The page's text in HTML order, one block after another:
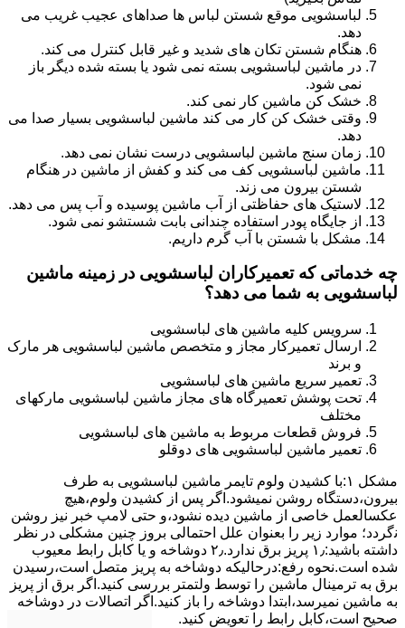
لباسشویی موقع شستن لباس ها صداهای عجیب غریب می
دهد.
هنگام شستن تکان های شدید و غیر قابل کنترل می کند.
در ماشین لباسشویی بسته نمی شود یا بسته شده دیگر باز
نمی شود.
خشک کن ماشین کار نمی کند.
وقتی خشک کن کار می کند ماشین لباسشویی بسیار صدا می
دهد.
زمان سنج ماشین لباسشویی درست نشان نمی دهد.
ماشین لباسشویی کف می کند و کفش از ماشین در هنگام
شستن بیرون می زند.
لاستیک های حفاظتی از آب ماشین پوسیده و آب پس می دهد.
از جایگاه پودر استفاده چندانی بابت شستشو نمی شود.
مشکل با شستن با آب گرم داریم.
چه خدماتی که تعمیرکاران لباسشویی در زمینه ماشین
لباسشویی به شما می دهد؟
سرویس کلیه ماشین های لباسشویی
ارسال تعمیرکار مجاز و متخصص ماشین لباسشویی هر مارک
و برند
تعمیر سریع ماشین های لباسشویی
تحت پوشش تعمیرگاه های مجاز ماشین لباسشویی مارکهای
مختلف
فروش قطعات مربوط به ماشین های لباسشویی
تعمیر ماشین لباسشویی های دوقلو
مشکل ۱:ﺑﺎ ﮐﺸﯿﺪن وﻟﻮم ﺗﺎﯾﻤﺮ ماشین لباسشویی به طرف
ﺑﯿﺮون،دستگاه روﺷﻦ نمیشود.اﮔﺮ ﭘﺲ از ﮐﺸﯿﺪن وﻟﻮم،ﻫﯿﭻ
عکسالعمل ﺧﺎﺻﯽ از ﻣﺎﺷﯿﻦ دﯾﺪه نشود،و حتی ﻻﻣﭗ ﺧﺒﺮ ﻧﯿﺰ روﺷﻦ
ﻧگردد؛ موارد زیر را بعنوان ﻋﻠﻞ احتمالی بروز چنین مشکلی در نظر
داشته باشید:۱٫ ﭘﺮﯾﺰ ﺑﺮق ﻧﺪارد.۲٫ دوﺷﺎﺧﻪ و ﯾﺎ ﮐﺎﺑﻞ راﺑﻂ ﻣﻌﯿﻮب
ﺷﺪه است.نحوه رفع:درحالیکه دوﺷﺎﺧﻪ ﺑﻪ ﭘﺮﯾﺰ ﻣﺘﺼﻞ اﺳﺖ،رﺳﯿﺪن
ﺑﺮق ﺑﻪ ﺗﺮﻣﯿﻨﺎل ﻣﺎﺷﯿﻦ را ﺗﻮﺳﻂ ولتمتر بررسی ﮐﻨﯿﺪ.اﮔﺮ ﺑﺮق از ﭘﺮﯾﺰ
ﺑﻪ ﻣﺎﺷﯿﻦ نمیرسد،اﺑﺘﺪا دوشاخه را باز کنید.اﮔﺮ اﺗﺼﺎﻻت در دوشاخه
ﺻﺤﯿﺢ اﺳﺖ،ﮐﺎﺑﻞ راﺑﻂ را ﺗﻌﻮﯾﺾ کنید.